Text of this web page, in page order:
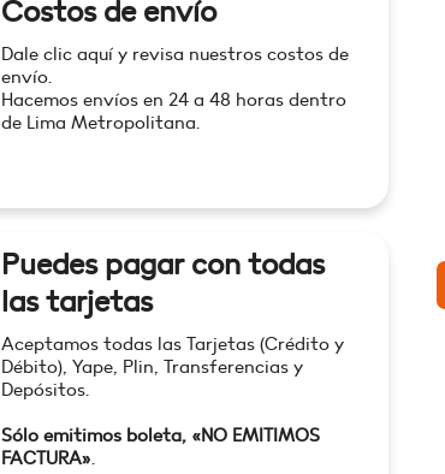
Costos de envío
Dale clic aquí y revisa nuestros costos de
envío.
Hacemos envíos en 24 a 48 horas dentro
de Lima Metropolitana.
Puedes pagar con todas
las tarjetas
Aceptamos todas las Tarjetas (Crédito y
Débito), Yape, Plin, Transferencias y
Depósitos.
Sólo emitimos boleta, «NO EMITIMOS
FACTURA».